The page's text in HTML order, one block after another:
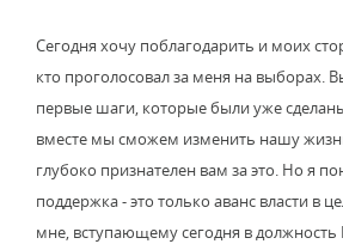
Сегодня хочу поблагодарить и моих
кто проголосовал за меня на выборах.
первые шаги, которые были уже
вместе мы сможем изменить нашу
глубоко признателен вам за это. Но я
поддержка - это только аванс власти в
мне, вступающему сегодня в должность